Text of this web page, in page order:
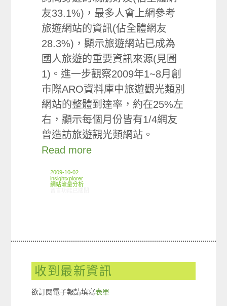
友33.1%)，最多人會上網參考
旅遊網站的資訊(佔全體網友
28.3%)，顯示旅遊網站已成為
國人旅遊的重要資訊來源(見圖
1)。進一步觀察2009年1~8月創
市際ARO資料庫中旅遊觀光類別
網站的整體到達率，約在25%左
右，顯示每個月份皆有1/4網友
曾造訪旅遊觀光類網站。
Read more
2009-10-02
insightxplorer
網站流量分析
收到最新資訊
欲訂閱電子報請填寫表單